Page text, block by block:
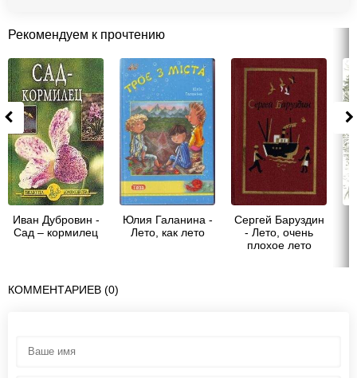
Рекомендуем к прочтению
Иван Дубровин -
Сад – кормилец
Юлия Галанина -
Лето, как лето
Сергей Баруздин
- Лето, очень
плохое лето
КОММЕНТАРИЕВ (0)